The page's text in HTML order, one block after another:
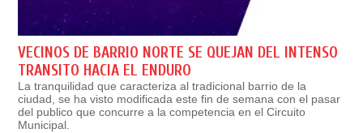
VECINOS DE BARRIO NORTE SE QUEJAN DEL INTENSO
TRANSITO HACIA EL ENDURO
La tranquilidad que caracteriza al tradicional barrio de la
ciudad, se ha visto modificada este fin de semana con el pasar
del publico que concurre a la competencia en el Circuito
Municipal.